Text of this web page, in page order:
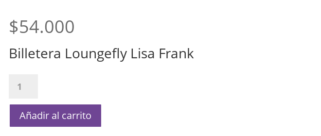
$54.000
Billetera Loungefly Lisa Frank
Loungefly
Frank
cantidad
Añadir al carrito